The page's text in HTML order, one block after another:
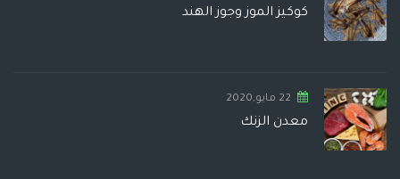
كوكيز الموز وجوز الهند
22 مايو,2020
معدن الزنك